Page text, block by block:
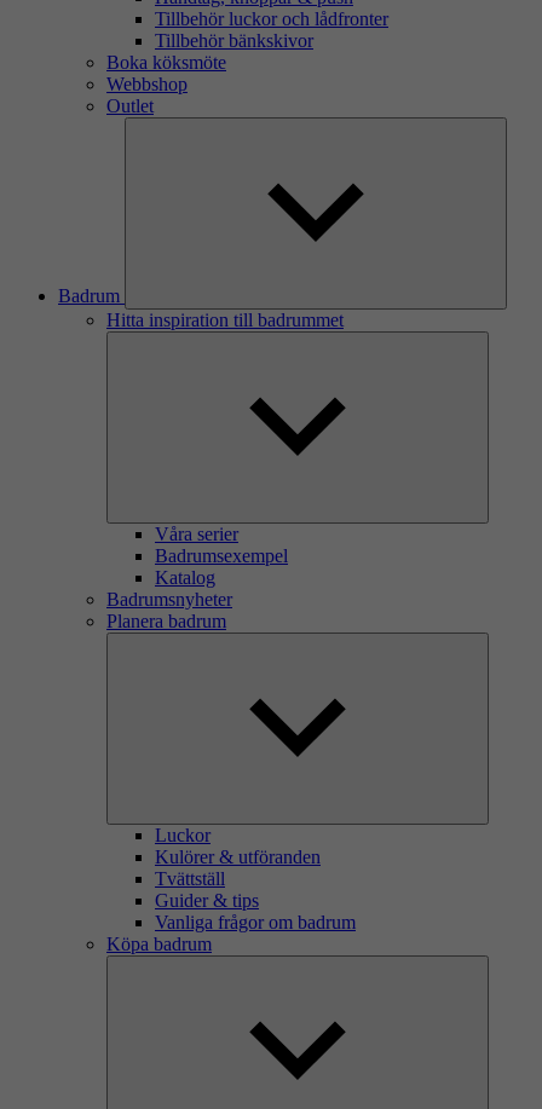
Tillbehör luckor och lådfronter
Tillbehör bänkskivor
Boka köksmöte
Webbshop
Outlet
Badrum
Hitta inspiration till badrummet
Våra serier
Badrumsexempel
Katalog
Badrumsnyheter
Planera badrum
Luckor
Kulörer & utföranden
Tvättställ
Guider & tips
Vanliga frågor om badrum
Köpa badrum